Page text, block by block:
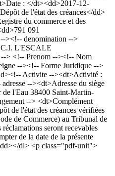
: </dt><dd>2017-12-
de l'état des créances</dd>
du commerce et des
091
><!-- denomination -->
L'ESCALE
> <!-- Prenom --><!-- Nom
--><!-- Forme Juridique -->
Activite --><dt>Activité :
--><dt>Adresse du siège
l'Eau 38400 Saint-Martin-
--> <dt>Complément
de l'état des créances vérifiées
de Commerce) au Tribunal de
seront recevables
de la date de la présente
dl> <p class="pdf-unit">